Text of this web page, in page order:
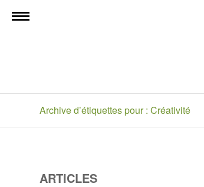
Archive d’étiquettes pour : Créativité
ARTICLES